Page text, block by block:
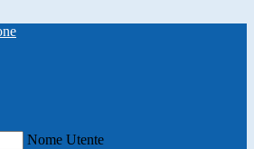
Nome Utente